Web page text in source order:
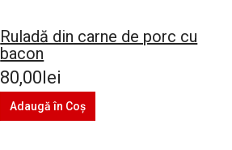
Ruladă din carne de porc cu
bacon
80,00lei
Adaugă în Coş